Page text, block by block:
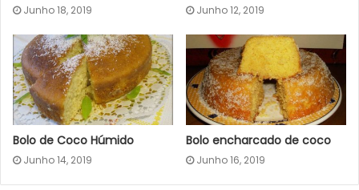
Junho 18, 2019 Junho 12, 2019
Bolo de Coco Húmido
Junho 14, 2019
Bolo encharcado de coco
Junho 16, 2019